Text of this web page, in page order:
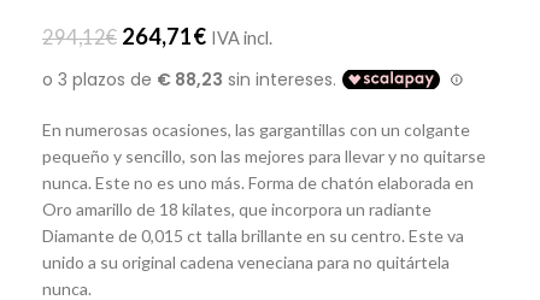
294,12€ 264,71€ IVA incl.
En numerosas ocasiones, las gargantillas con un colgante
pequeño y sencillo, son las mejores para llevar y no quitarse
nunca. Este no es uno más. Forma de chatón elaborada en
Oro amarillo de 18 kilates, que incorpora un radiante
Diamante de 0,015 ct talla brillante en su centro. Este va
unido a su original cadena veneciana para no quitártela
nunca.